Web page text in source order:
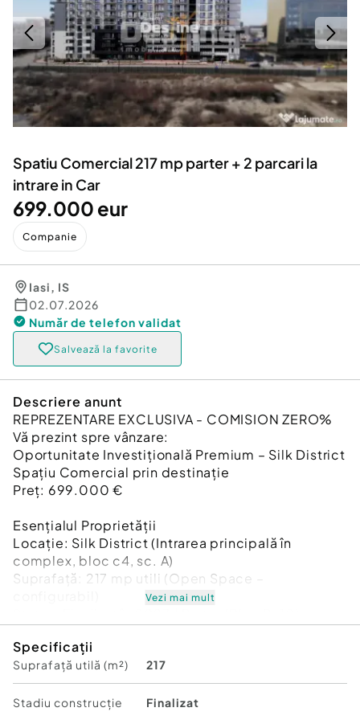
Servicii
Animale de companie
Afaceri și echipamente profesionale
Inchiriere Bunuri si Vehicule
Utilaje agricole si industriale
Piese auto si accesorii
Dacia Duster
Spatiu Comercial 217 mp parter + 2 parcari la
intrare in Car
699.000 eur
Companie
Iasi, IS
02.07.2026
Număr de telefon validat
Salvează la favorite
Descriere anunt
REPREZENTARE EXCLUSIVA - COMISION ZERO%
Vă prezint spre vânzare:
Oportunitate Investițională Premium – Silk District
Spațiu Comercial prin destinație
Preț: 699.000 €
Esențialul Proprietății
Locație: Silk District (Intrarea principală în
complex, bloc c4, sc. A)
Suprafață: 217 mp utili (Open Space –
Avantaje Strategice
Vizibilitate Maximă: Poziționare excelentă la
intrarea în cel mai apreciat cartier rezidențial
Vezi mai mult
Specificații
Suprafață utilă (m²) 217
Stadiu construcţie Finalizat